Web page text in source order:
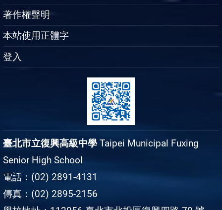
著作權聲明
本站使用正體字
登入
臺北市立復興高級中學 Taipei Municipal Fuxing
Senior High School
電話：(02) 2891-4131
傳真：(02) 2895-2156